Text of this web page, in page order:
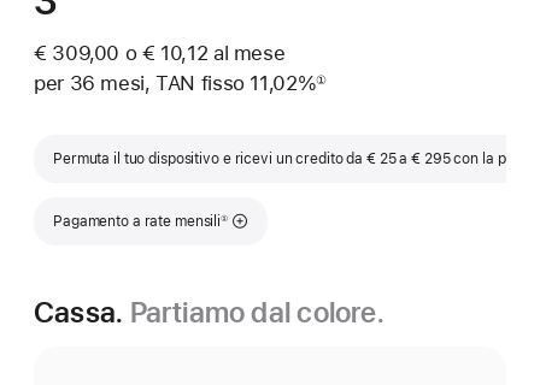
€ 309,00 o € 10,12 al mese
per 36 mesi, TAN fisso 11,02%①
Permuta il tuo dispositivo e ricevi un credito da € 25 a € 295 con la
Pagamento a rate mensili
Nota
①
Cassa. Partiamo dal colore.